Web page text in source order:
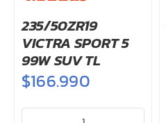
235/50ZR19
VICTRA SPORT 5
99W SUV TL
$166.990